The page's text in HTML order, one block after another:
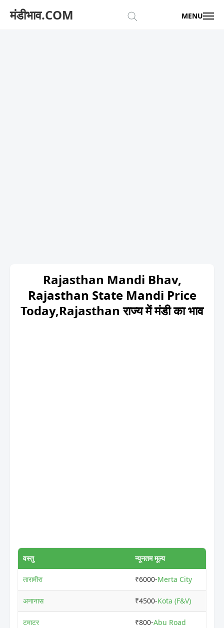
मंडीभाव.COM MENU
Rajasthan Mandi Bhav,
Rajasthan State Mandi Price
Today,Rajasthan राज्य में मंडी का भाव
वस्तु न्यूनतम मूल्य
तारामीरा ₹6000-Merta City
अनानास ₹4500-Kota (F&V)
टमाटर ₹800-Abu Road